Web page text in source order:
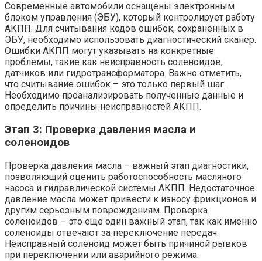
Современные автомобили оснащены электронным
блоком управления (ЭБУ), который контролирует работу
АКПП. Для считывания кодов ошибок, сохраненных в
ЭБУ, необходимо использовать диагностический сканер.
Ошибки АКПП могут указывать на конкретные
проблемы, такие как неисправность соленоидов,
датчиков или гидротрансформатора. Важно отметить,
что считывание ошибок – это только первый шаг.
Необходимо проанализировать полученные данные и
определить причины неисправностей АКПП.
Этап 3: Проверка давления масла и
соленоидов
Проверка давления масла – важный этап диагностики,
позволяющий оценить работоспособность масляного
насоса и гидравлической системы АКПП. Недостаточное
давление масла может привести к износу фрикционов и
другим серьезным повреждениям. Проверка
соленоидов – это еще один важный этап, так как именно
соленоиды отвечают за переключение передач.
Неисправный соленоид может быть причиной рывков
при переключении или аварийного режима.